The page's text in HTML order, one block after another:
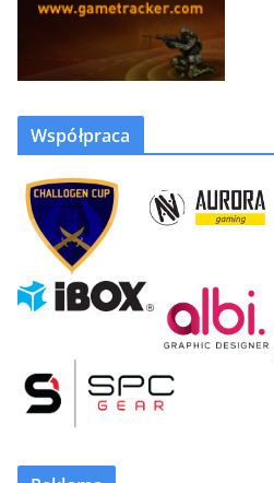
Współpraca